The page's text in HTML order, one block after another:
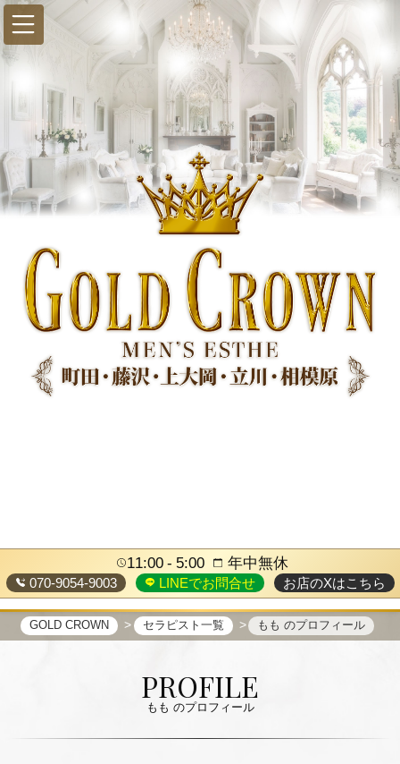
11:00 5:00 年中無休
070-9054-9003 LINEでお問合せ お店のXはこちら
GOLD CROWN セラピスト一覧 もも のプロフィール
PROFILE
もも のプロフィール